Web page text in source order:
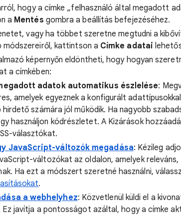
hogy a címke „felhasználó által megadott
a Mentés gombra a beállítás befejezéséhez.
vagy ha többet szeretne megtudni a
módszereiről, kattintson a Címke adatai
képernyőn eldöntheti, hogy hogyan
a címkében:
adatok automatikus észlelése:
amelyek egyeznek a konfigurált
számára jól működik. Ha nagyobb
használjon kódrészletet. A Kizárások
választókat.
JavaScript-változók megadása: Kézileg
változókat az oldalon, amelyek
Ha ezt a módszert szeretné használni,
.
a webhelyhez: Közvetlenül küldi el a
javítja a pontosságot azáltal, hogy a címke